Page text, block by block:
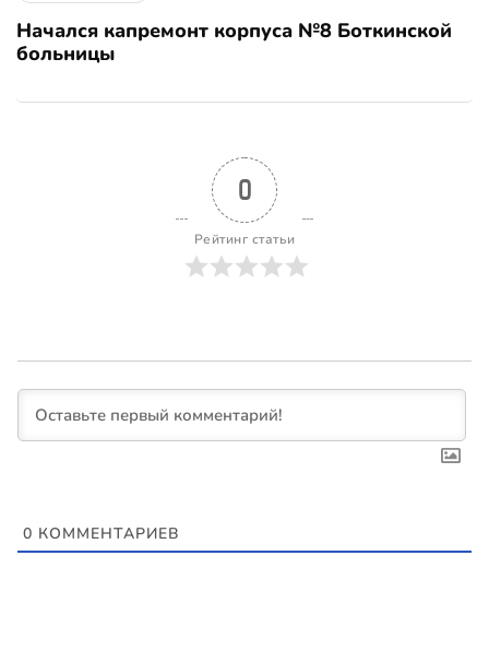
Начался капремонт корпуса №8 Боткинской
больницы
0
Рейтинг статьи
0 КОММЕНТАРИЕВ